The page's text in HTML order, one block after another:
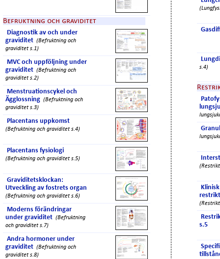
Befruktning och graviditet
Diagnostik av och under
graviditet (Befruktning och
graviditet s.1)
MVC och uppföljning under
graviditet (Befruktning och
graviditet s.2)
Menstruationscykel och
Ägglossning (Befruktning och
graviditet s.3)
Placentans uppkomst
(Befruktning och graviditet s.4)
Placentans fysiologi
(Befruktning och graviditet s.5)
Graviditetsklockan:
Utveckling av fostrets organ
(Befruktning och graviditet s.6)
Moderns förändringar
under graviditet (Befruktning
och graviditet s.7)
Andra hormoner under
graviditet (Befruktning och
graviditet s.8)
s.4)
s.5